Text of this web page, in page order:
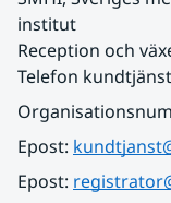
institut
Reception och
Telefon
Epost:
Epost: